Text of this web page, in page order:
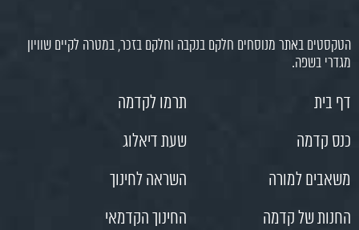
הטקסטים באתר מנוסחים חלקם בנקבה וחלקם בזכר, במטרה לקיים שוויון
מגדרי בשפה.
דף בית
תרמו לקדמה
כנס קדמה
שעת דיאלוג
משאבים למורה
השראה לחינוך
החנות של קדמה
החינוך הקדמאי